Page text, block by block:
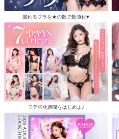
盛れるブラを★の数で数値化♥
モテ強化週間をはじめよ♪